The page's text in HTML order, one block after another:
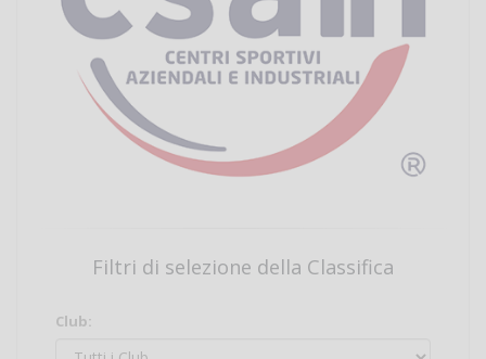
Filtri di selezione della Classifica
Club: